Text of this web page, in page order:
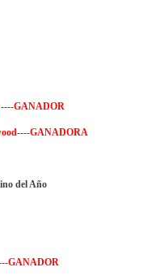
GANADOR
GANADORA
del Año
GANADOR